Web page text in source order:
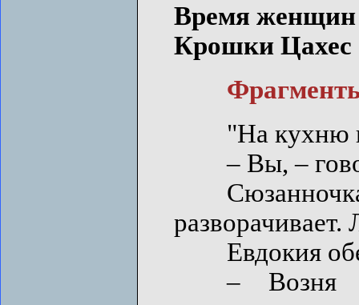
Время женщин
Крошки Цахес
Фрагменты
"На кухню
– Вы, –
Евдокия
– Возня с